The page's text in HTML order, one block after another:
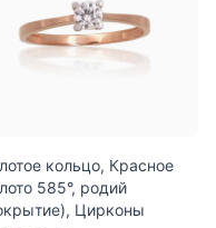
кольцо, Красное
585°, родий
Цирконы